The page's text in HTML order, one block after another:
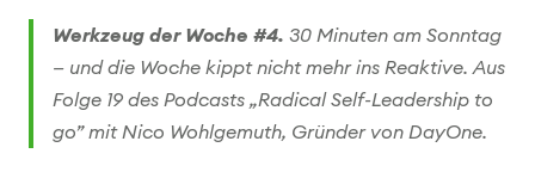
Werkzeug der Woche #4. 30 Minuten am Sonntag
— und die Woche kippt nicht mehr ins Reaktive. Aus
Folge 19 des Podcasts „Radical Self-Leadership to
go” mit Nico Wohlgemuth, Gründer von DayOne.